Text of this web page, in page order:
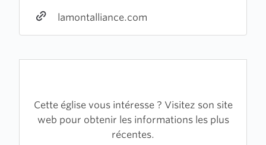
lamontalliance.com
Cette église vous intéresse ? Visitez son site
web pour obtenir les informations les plus
récentes.